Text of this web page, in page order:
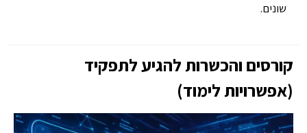
שונים.
קורסים והכשרות להגיע לתפקיד
(אפשרויות לימוד)